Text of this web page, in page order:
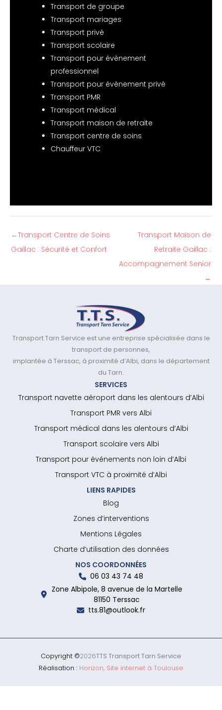
Transport de groupe
Transport mariages
Transport privé
Transport scolaire
Transport pour évènement
professionnel
Transport pour évènement privé
Transport PMR
Transport médical
Transport maison de retraite
Transport centre de soins
Chauffeur VTC
←Transport Centre de Soins
Gaillac : Sécurité et Confort
Transport Maison de
Retraite Gaillac :
Accompagnement Senior
→
Transport Tarn Service est une entreprise spécialisée dans le
transport de personnes,
implantée à Terssac, à proximité d’Albi, dans le département
du Tarn.
SERVICES
Transport navette aéroport dans les alentours d’Albi
Transport PMR vers Albi
Transport médical dans les alentours d’Albi
Transport scolaire vers Albi
Transport pour événements non loin d’Albi
Transport VTC à proximité d’Albi
LIENS RAPIDES
Blog
Zones d’interventions
Mentions Légales
Charte d’utilisation des données
NOS COORDONNÉES
06 03 43 74 48
Zone Albipole, 8 avenue de la Martelle
81150 Terssac
tts.81@outlook.fr
Copyright ©2026TTS Transport Tarn Service
Réalisation : Horizon, Site internet à Toulouse